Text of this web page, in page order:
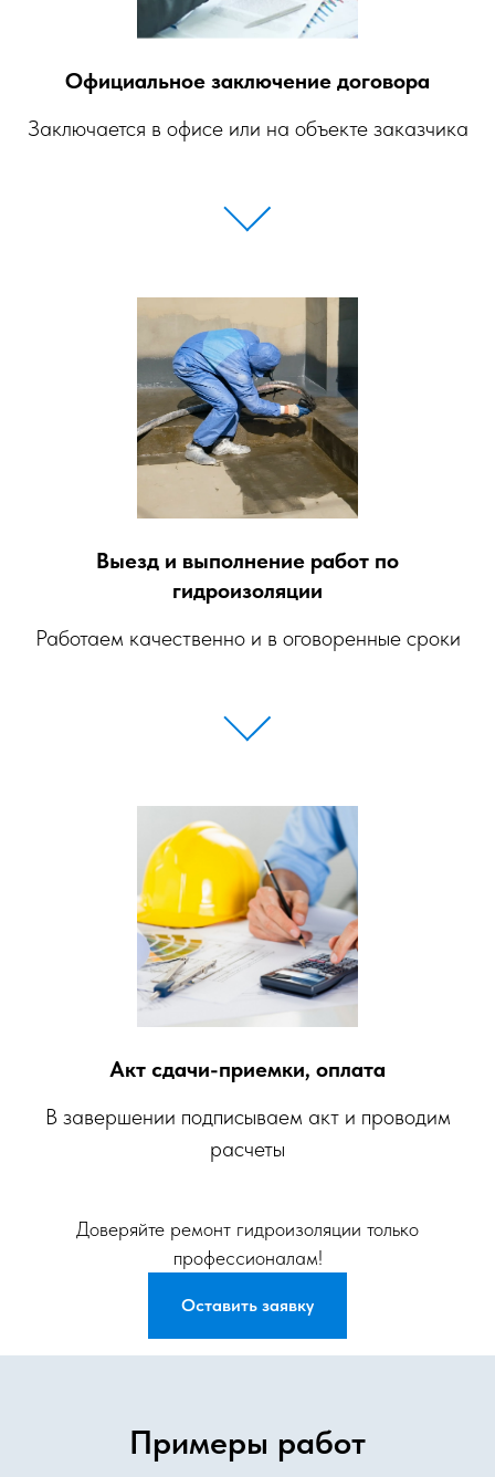
Официальное заключение договора
Заключается в офисе или на объекте заказчика
Выезд и выполнение работ по
гидроизоляции
Работаем качественно и в оговоренные сроки
Акт сдачи-приемки, оплата
В завершении подписываем акт и проводим
расчеты
Доверяйте ремонт гидроизоляции только
профессионалам!
Оставить заявку
Примеры работ